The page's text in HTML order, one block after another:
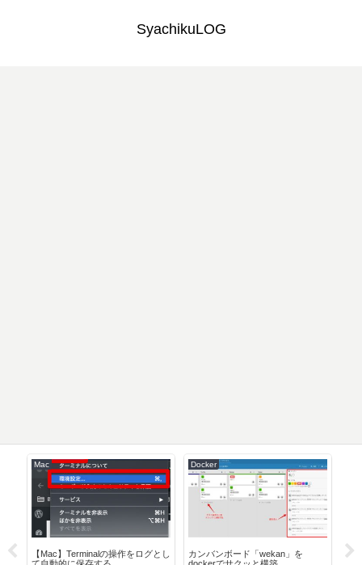
SyachikuLOG
Mac
【Mac】Terminalの操作をログとし
て自動的に保存する
Docker
カンバンボード「wekan」を
dockerでサクッと構築